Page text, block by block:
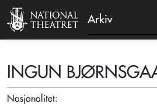
Arkiv
INGUN
Nasjonalitet: